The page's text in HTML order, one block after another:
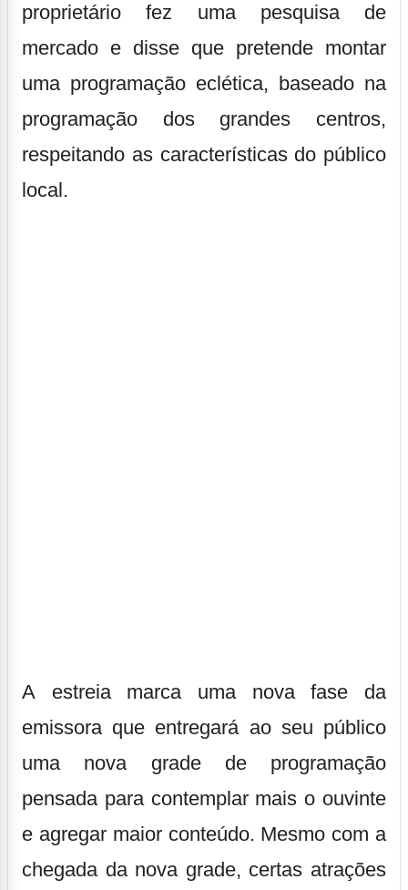
proprietário fez uma pesquisa de
mercado e disse que pretende montar
uma programação eclética, baseado na
programação dos grandes centros,
respeitando as características do público
local.
A
estreia marca uma nova fase da
emissora que entregará ao seu público
uma nova grade de programação
pensada para contemplar mais o ouvinte
e agregar maior conteúdo. Mesmo com a
chegada da nova grade, certas atrações